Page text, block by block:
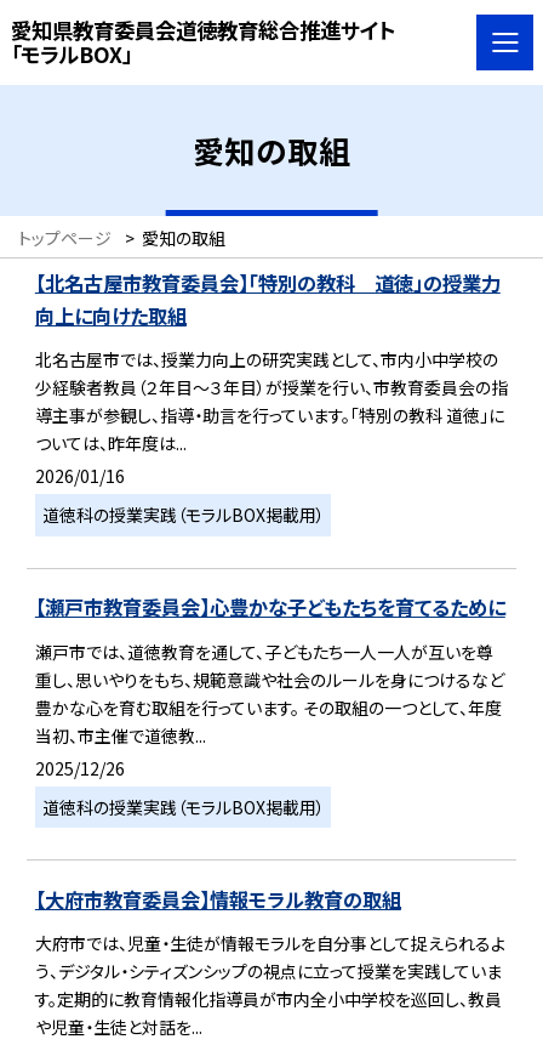
愛知県教育委員会道徳教育総合推進サイト
「モラルBOX」
愛知の取組
トップページ > 愛知の取組
【北名古屋市教育委員会】「特別の教科 道徳」の授業力
向上に向けた取組
北名古屋市では、授業力向上の研究実践として、市内小中学校の
少経験者教員（２年目～３年目）が授業を行い、市教育委員会の指
導主事が参観し、指導・助言を行っています。「特別の教科 道徳」に
ついては、昨年度は...
2026/01/16
道徳科の授業実践（モラルBOX掲載用）
【瀬戸市教育委員会】心豊かな子どもたちを育てるために
瀬戸市では、道徳教育を通して、子どもたち一人一人が互いを尊
重し、思いやりをもち、規範意識や社会のルールを身につけるなど
豊かな心を育む取組を行っています。 その取組の一つとして、年度
当初、市主催で道徳教...
2025/12/26
道徳科の授業実践（モラルBOX掲載用）
【大府市教育委員会】情報モラル教育の取組
大府市では、児童・生徒が情報モラルを自分事として捉えられるよ
う、デジタル・シティズンシップの視点に立って授業を実践していま
す。定期的に教育情報化指導員が市内全小中学校を巡回し、教員
や児童・生徒と対話を...